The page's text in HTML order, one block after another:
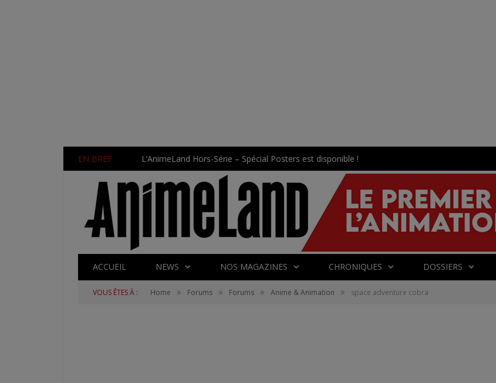
EN BREF L’AnimeLand Hors-Série – Spécial Posters est disponible !
ACCUEIL NEWS NOS MAGAZINES CHRONIQUES DOSSIERS
VOUS ÊTES À : Home » Forums » Forums » Anime & Animation » space adventure cobra